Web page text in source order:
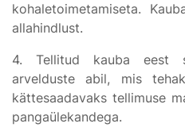
kohaletoimetamiseta.
allahindlust.
4. Tellitud kauba eest
arvelduste abil, mis
kättesaadavaks tellimuse
pangaülekandega.